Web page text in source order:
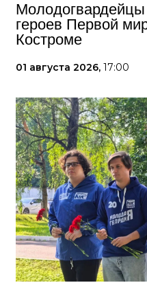
героев Первой
Костроме
01 августа 2026, 17:00